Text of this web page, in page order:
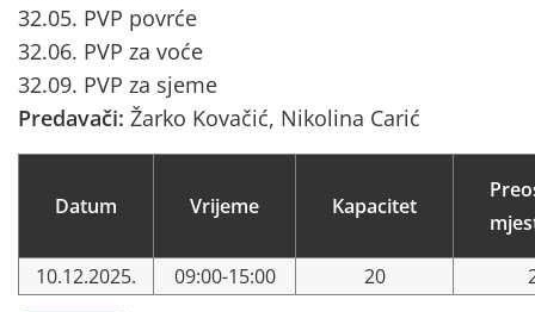
32.05. PVP povrće
32.06. PVP za voće
32.09. PVP za sjeme
Predavači: Žarko Kovačić, Nikolina Carić
Datum Vrijeme Kapacitet
10.12.2025. 09:00-15:00 20